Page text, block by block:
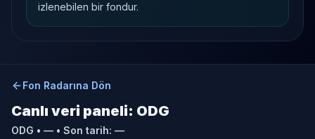
izlenebilen bir fondur.
Fon Radarına Dön
Canlı veri paneli: ODG
ODG • — • Son tarih: —